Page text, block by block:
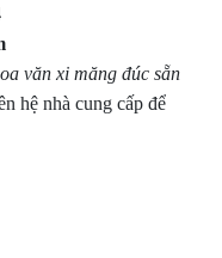
văn xi măng đúc sẵn
hệ nhà cung cấp để